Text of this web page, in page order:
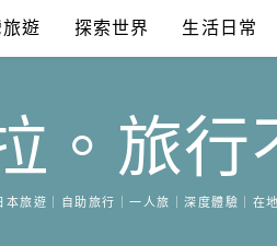
遊 探索世界 生活日常
。旅行
本旅遊｜自助旅行｜一人旅｜深度體驗｜在